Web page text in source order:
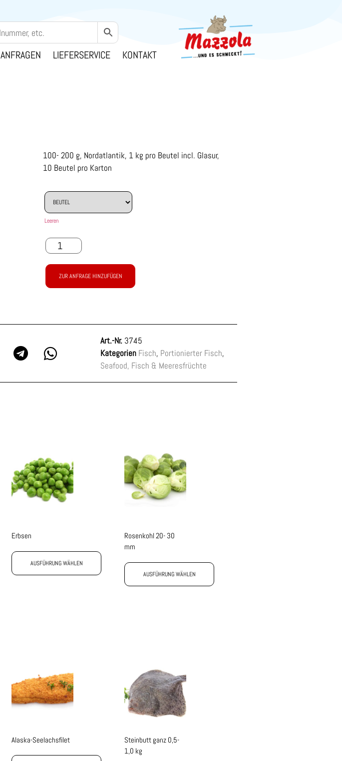
ANFRAGEN LIEFERSERVICE KONTAKT
100- 200 g, Nordatlantik, 1 kg pro Beutel incl. Glasur,
10 Beutel pro Karton
Leeren
ZUR ANFRAGE HINZUFÜGEN
Art.-Nr. 3745
Kategorien Fisch, Portionierter Fisch,
Seafood, Fisch & Meeresfrüchte
Erbsen
AUSFÜHRUNG WÄHLEN
Rosenkohl 20- 30
mm
AUSFÜHRUNG WÄHLEN
Alaska-Seelachsfilet
Steinbutt ganz 0,5-
1,0 kg